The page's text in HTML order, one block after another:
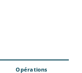
Opérations